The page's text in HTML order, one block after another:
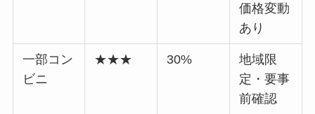
価格変動
あり
一部コン
ビニ
★★★ 30%
地域限
定・要事
前確認